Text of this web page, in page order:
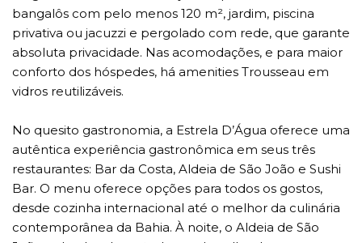
bangalôs com pelo menos 120 m², jardim, piscina
privativa ou jacuzzi e pergolado com rede, que garante
absoluta privacidade. Nas acomodações, e para maior
conforto dos hóspedes, há amenities Trousseau em
vidros reutilizáveis.
No quesito gastronomia, a Estrela D’Água oferece uma
autêntica experiência gastronômica em seus três
restaurantes: Bar da Costa, Aldeia de São João e Sushi
Bar. O menu oferece opções para todos os gostos,
desde cozinha internacional até o melhor da culinária
contemporânea da Bahia. À noite, o Aldeia de São